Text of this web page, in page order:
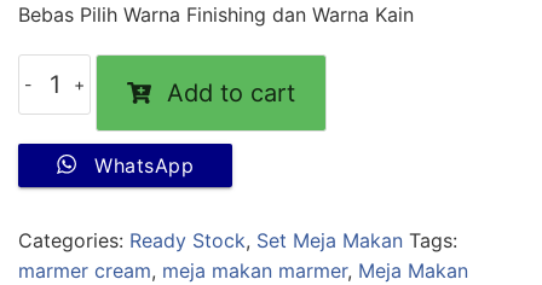
Bebas Pilih Warna Finishing dan Warna Kain
Add to cart
WhatsApp
Categories: Ready Stock, Set Meja Makan Tags:
marmer cream, meja makan marmer, Meja Makan